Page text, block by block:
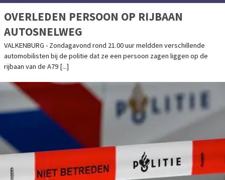
OVERLEDEN PERSOON OP RIJBAAN
AUTOSNELWEG
VALKENBURG - Zondagavond rond 21.00 uur meldden verschillende
automobilisten bij de politie dat ze een persoon zagen liggen op de
rijbaan van de A79 [...]